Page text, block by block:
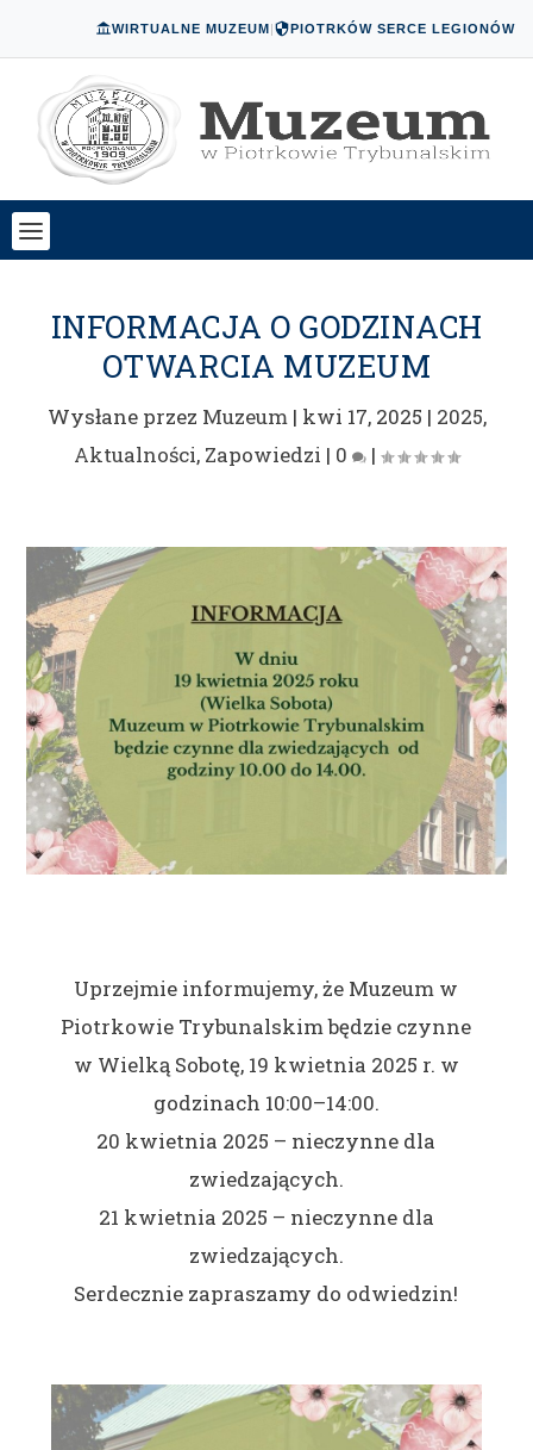
WIRTUALNE MUZEUM| PIOTRKÓW SERCE LEGIONÓW
INFORMACJA O GODZINACH
OTWARCIA MUZEUM
Wysłane przez Muzeum| kwi 17, 2025 | 2025,
Aktualności, Zapowiedzi | 0 |
Uprzejmie informujemy, że Muzeum w
Piotrkowie Trybunalskim będzie czynne
w Wielką Sobotę, 19 kwietnia 2025 r. w
godzinach 10:00–14:00.
20 kwietnia 2025 – nieczynne dla
zwiedzających.
21 kwietnia 2025 – nieczynne dla
zwiedzających.
Serdecznie zapraszamy do odwiedzin!